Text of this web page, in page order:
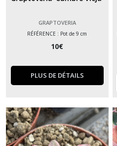
GRAPTOVERIA
RÉFÉRENCE : Pot de 9 cm
10€
PLUS DE DÉTAILS